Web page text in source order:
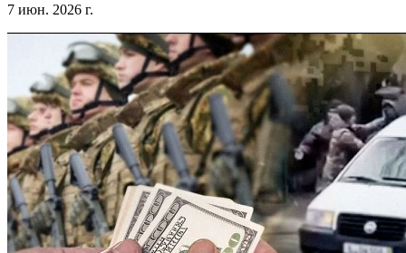
7 июн. 2026 г.